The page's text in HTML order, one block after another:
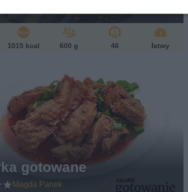
1015 kcal 600 g 46 łatwy
gotowane
Magda Panek